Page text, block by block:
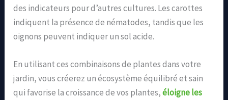
des indicateurs pour d’autres cultures. Les carottes
indiquent la présence de nématodes, tandis que les
oignons peuvent indiquer un sol acide.
En utilisant ces combinaisons de plantes dans votre
jardin, vous créerez un écosystème équilibré et sain
qui favorise la croissance de vos plantes,éloigne les